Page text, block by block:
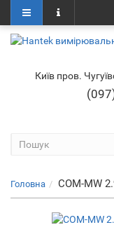
Київ пров.
Головна COM-MW